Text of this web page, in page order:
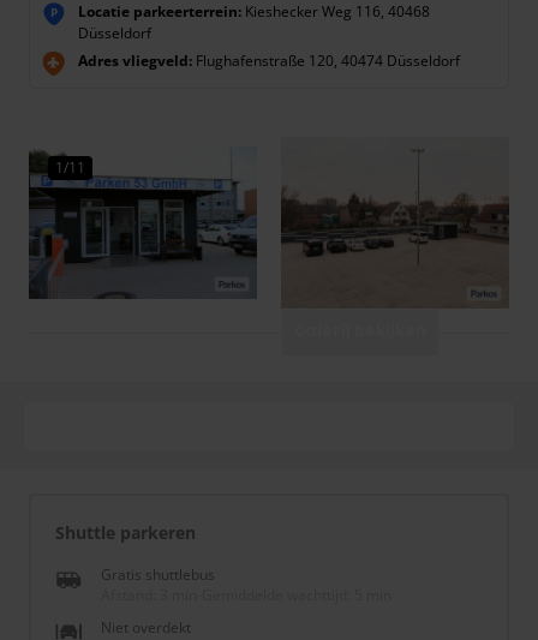
P Locatie parkeerterrein: Kieshecker Weg 116, 40468
Düsseldorf
Adres vliegveld: Flughafenstraße 120, 40474 Düsseldorf
1/11
Shuttle parkeren
Gratis shuttlebus
Niet overdekt